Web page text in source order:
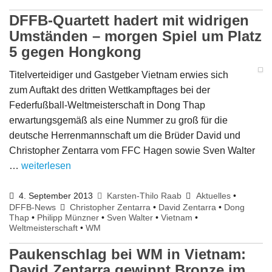
DFFB-Quartett hadert mit widrigen
Umständen – morgen Spiel um Platz
5 gegen Hongkong
Titelverteidiger und Gastgeber Vietnam erwies sich
zum Auftakt des dritten Wettkampftages bei der
Federfußball-Weltmeisterschaft in Dong Thap
erwartungsgemäß als eine Nummer zu groß für die
deutsche Herrenmannschaft um die Brüder David und
Christopher Zentarra vom FFC Hagen sowie Sven Walter
… weiterlesen
4. September 2013 Karsten-Thilo Raab Aktuelles•
DFFB-News
Christopher Zentarra • David Zentarra • Dong
Thap • Philipp Münzner • Sven Walter • Vietnam •
Weltmeisterschaft • WM
Paukenschlag bei WM in Vietnam: